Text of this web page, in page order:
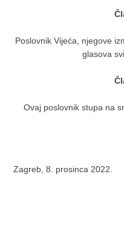
Poslovnik Vijeća, njegove
glasova
Ovaj poslovnik stupa na
Zagreb, 8. prosinca 2022.